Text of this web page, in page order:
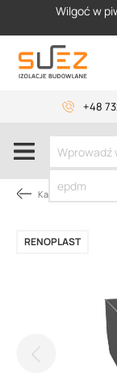
Wilgoć w
+48
Kategorie
RENOPLAST